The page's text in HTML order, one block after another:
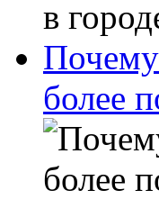
в
Почему
более